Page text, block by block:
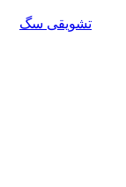
تشویقی سگ